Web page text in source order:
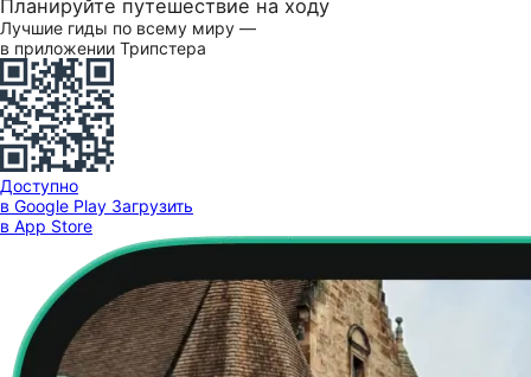
Планируйте путешествие на ходу
Лучшие гиды по всему миру —
в приложении Трипстера
Доступно
в Google Play Загрузить
в App Store